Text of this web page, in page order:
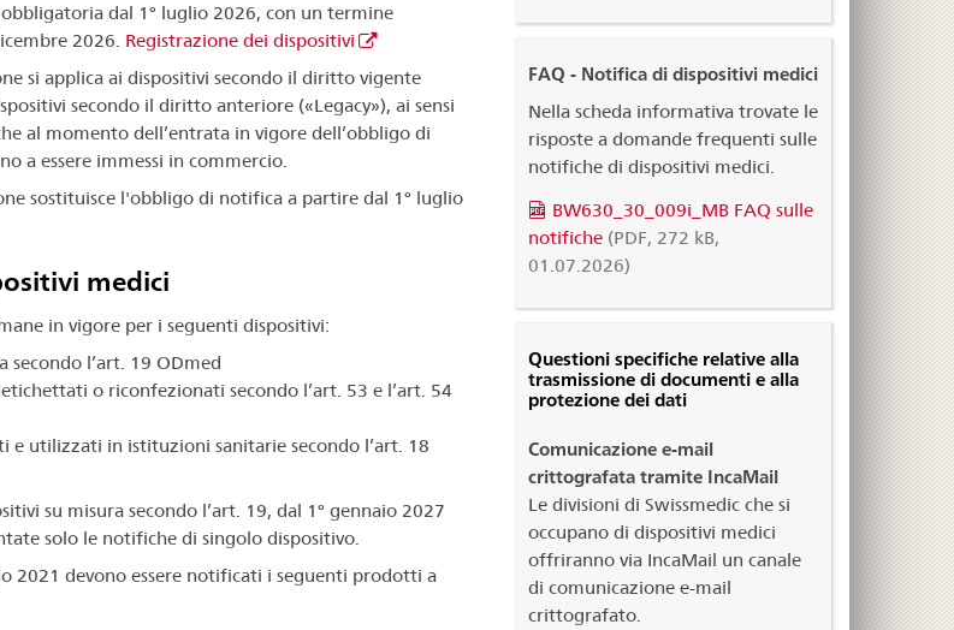
obbligatoria dal 1° luglio 2026, con un termine
2026. Registrazione dei dispositivi
si applica ai dispositivi secondo il diritto vigente
secondo il diritto anteriore («Legacy»), ai sensi
al momento dell’entrata in vigore dell’obbligo di
a essere immessi in commercio.
sostituisce l'obbligo di notifica a partire dal 1° luglio
medici
in vigore per i seguenti dispositivi:
secondo l’art. 19 ODmed
o riconfezionati secondo l’art. 53 e l’art. 54
e utilizzati in istituzioni sanitarie secondo l’art. 18
su misura secondo l’art. 19, dal 1° gennaio 2027
solo le notifiche di singolo dispositivo.
2021 devono essere notificati i seguenti prodotti a
FAQ - Notifica di dispositivi medici
Nella scheda informativa trovate le
risposte a domande frequenti sulle
notifiche di dispositivi medici.
BW630_30_009i_MB FAQ sulle
notifiche(PDF, 272 kB,
01.07.2026)
Questioni specifiche relative alla
trasmissione di documenti e alla
protezione dei dati
Comunicazione e-mail
crittografata tramite IncaMail
Le divisioni di Swissmedic che si
occupano di dispositivi medici
offriranno via IncaMail un canale
di comunicazione e-mail
crittografato.